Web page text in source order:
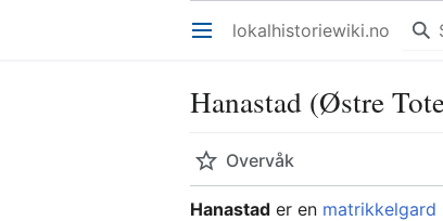
Åpne hovedmenyen lokalhistoriewiki.no
Hanastad (Østre
Overvåk
Hanastad er en matrikkelgard